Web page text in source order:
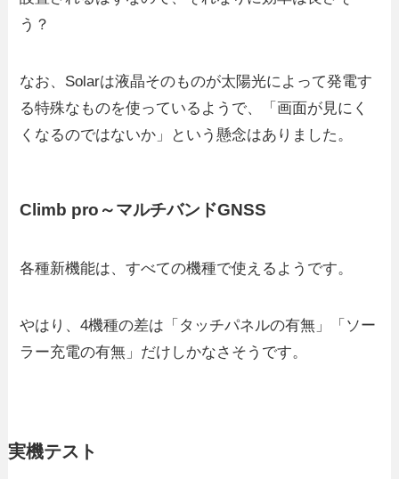
う？
なお、Solarは液晶そのものが太陽光によって発電す
る特殊なものを使っているようで、「画面が見にく
くなるのではないか」という懸念はありました。
Climb pro～マルチバンドGNSS
各種新機能は、すべての機種で使えるようです。
やはり、4機種の差は「タッチパネルの有無」「ソー
ラー充電の有無」だけしかなさそうです。
実機テスト